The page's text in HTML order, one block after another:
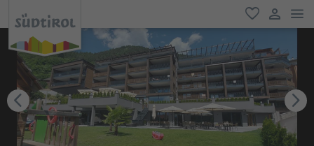
favorit
user link